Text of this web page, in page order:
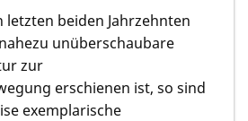
letzten beiden Jahrzehnten
unüberschaubare
zur
erschienen ist, so sind
exemplarische